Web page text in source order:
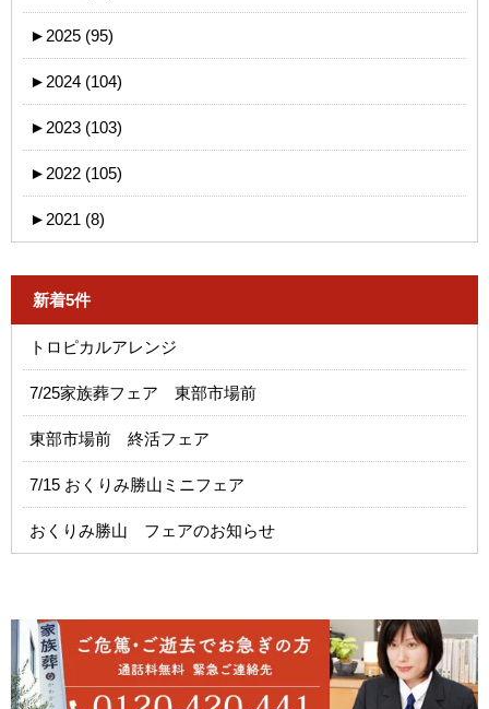
► 2025 (95)
► 2024 (104)
► 2023 (103)
► 2022 (105)
► 2021 (8)
新着5件
トロピカルアレンジ
7/25家族葬フェア 東部市場前
東部市場前 終活フェア
7/15 おくりみ勝山ミニフェア
おくりみ勝山 フェアのお知らせ